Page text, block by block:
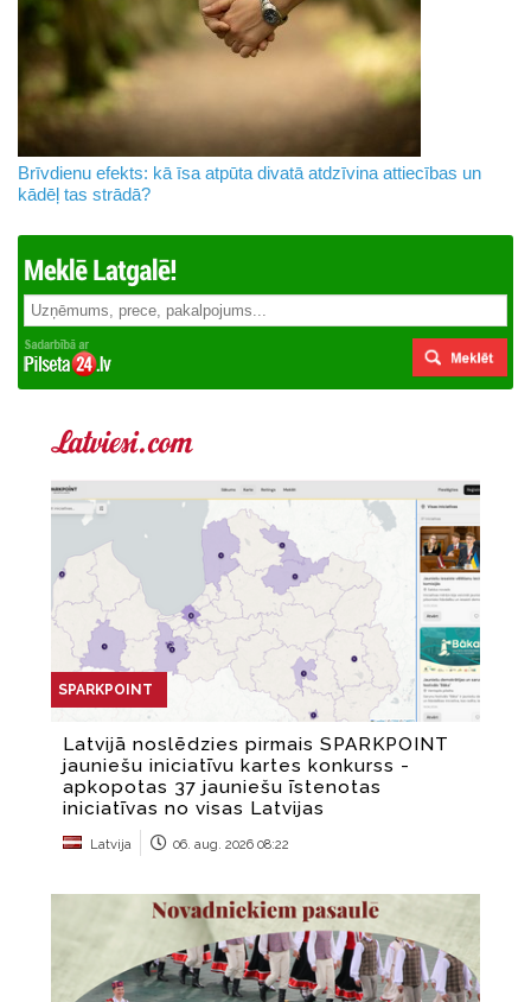
Brīvdienu efekts: kā īsa atpūta divatā atdzīvina attiecības un
kādēļ tas strādā?